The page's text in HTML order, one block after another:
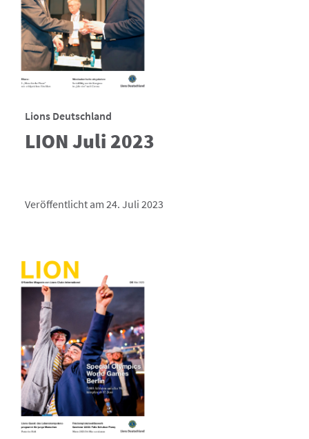
Lions Deutschland
LION Juli 2023
Veröffentlicht am 24. Juli 2023